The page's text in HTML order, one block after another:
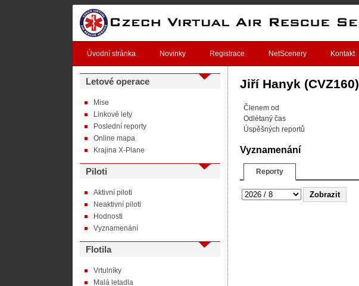
Úvodní stránka Novinky Registrace NetScenery Kontakt
Letové operace
Mise
Linkové lety
Poslední reporty
Online mapa
Krajina X-Plane
Piloti
Aktivní piloti
Neaktivní piloti
Hodnosti
Vyznamenání
Flotila
Vrtulníky
Malá letadla
Jiří Hanyk (CVZ160)
Členem od
Odlétaný čas
Úspěšných reportů
Vyznamenání
Reporty